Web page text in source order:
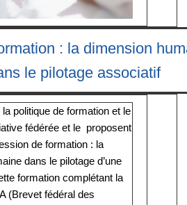
: la dimension
le pilotage associatif
politique de formation et le
fédérée et le proposent
de formation : la
dans le pilotage d’une
formation complétant la
(Brevet fédéral des